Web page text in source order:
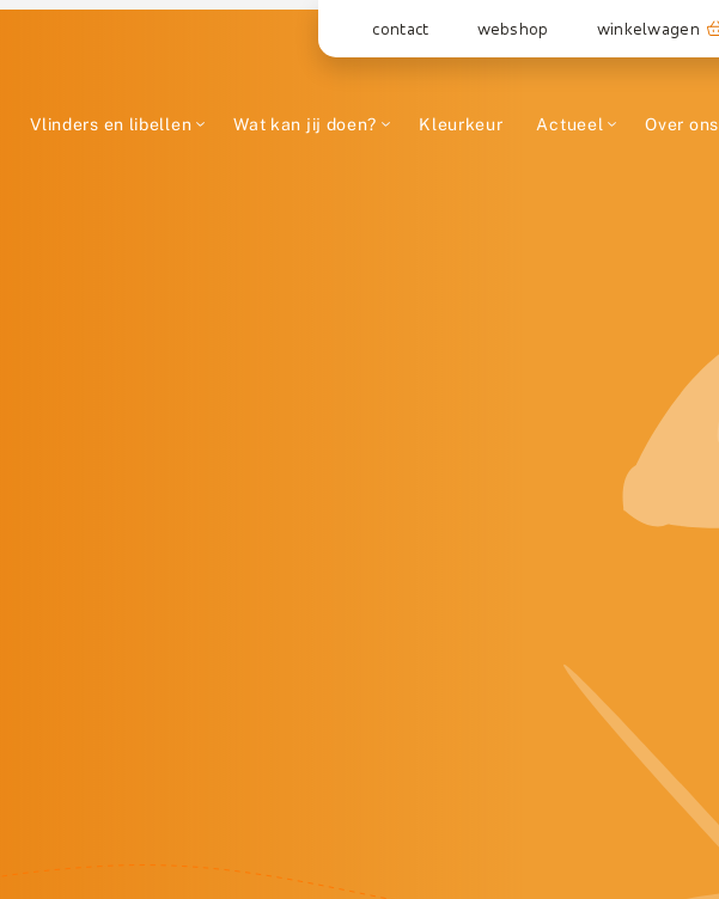
contact webshop winkelwagen
Vlinders en libellen Wat kan jij doen? Kleurkeur Actueel Over ons